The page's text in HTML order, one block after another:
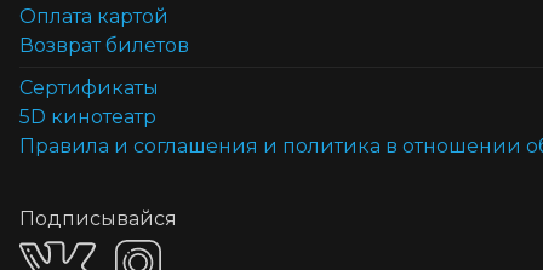
Оплата картой
Возврат билетов
Cертификаты
5D кинотеатр
Правила и соглашения и политика в отношении
Подписывайся